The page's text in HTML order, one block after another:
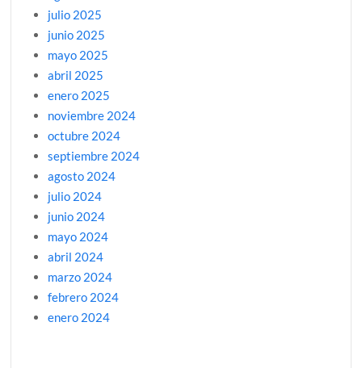
julio 2025
junio 2025
mayo 2025
abril 2025
enero 2025
noviembre 2024
octubre 2024
septiembre 2024
agosto 2024
julio 2024
junio 2024
mayo 2024
abril 2024
marzo 2024
febrero 2024
enero 2024